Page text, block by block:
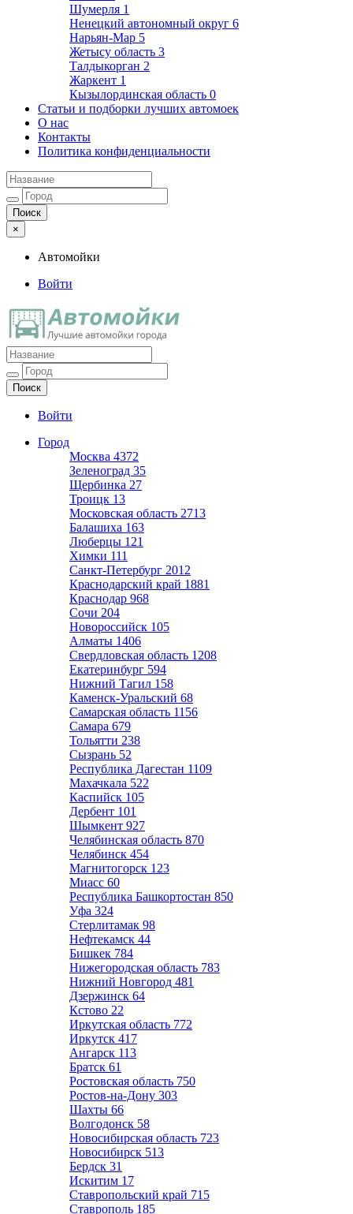
Шумерля 1
Ненецкий автономный округ 6
Нарьян-Мар 5
Жетысу область 3
Талдыкорган 2
Жаркент 1
Кызылординская область 0
Статьи и подборки лучших автомоек
О нас
Контакты
Политика конфиденциальности
×
Автомойки
Войти
Автомойки
Ещё один сайт на WordPress
Войти
Город
Москва 4372
Зеленоград 35
Щербинка 27
Троицк 13
Московская область 2713
Балашиха 163
Люберцы 121
Химки 111
Санкт-Петербург 2012
Краснодарский край 1881
Краснодар 968
Сочи 204
Новороссийск 105
Алматы 1406
Свердловская область 1208
Екатеринбург 594
Нижний Тагил 158
Каменск-Уральский 68
Самарская область 1156
Самара 679
Тольятти 238
Сызрань 52
Республика Дагестан 1109
Махачкала 522
Каспийск 105
Дербент 101
Шымкент 927
Челябинская область 870
Челябинск 454
Магнитогорск 123
Миасс 60
Республика Башкортостан 850
Уфа 324
Стерлитамак 98
Нефтекамск 44
Бишкек 784
Нижегородская область 783
Нижний Новгород 481
Дзержинск 64
Кстово 22
Иркутская область 772
Иркутск 417
Ангарск 113
Братск 61
Ростовская область 750
Ростов-на-Дону 303
Шахты 66
Волгодонск 58
Новосибирская область 723
Новосибирск 513
Бердск 31
Искитим 17
Ставропольский край 715
Ставрополь 185